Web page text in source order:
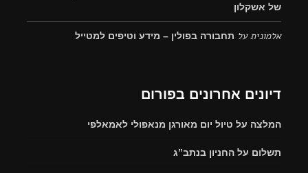
של אשקלון
אלמוניתעל תחבורה בפולין – מידע וטיפים למטייל
דיונים אחרונים בפורום
המלצה על טיול יום מאורגן מנאפולי לאמאלפי
תשלום על החניון בנתב”ג